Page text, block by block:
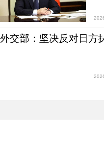
外交部：坚决反对日方